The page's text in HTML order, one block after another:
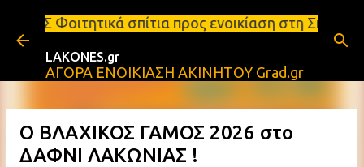
Μετάβαση στο κύριο περιεχόμενο
προς ενοικίαση στη Σπάρτη Ενοικιάσεις
LAKONES.gr
ΑΓΟΡΑ ΕΝΟΙΚΙΑΣΗ ΑΚΙΝΗΤΟΥ Grad.gr
Ο ΒΛΑΧΙΚΟΣ ΓΑΜΟΣ 2026 στο
ΔΑΦΝΙ ΛΑΚΩΝΙΑΣ !